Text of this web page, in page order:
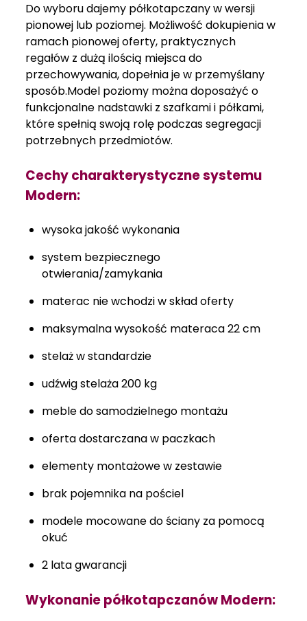
Do wyboru dajemy półkotapczany w wersji
pionowej lub poziomej. Możliwość dokupienia w
ramach pionowej oferty, praktycznych
regałów z dużą ilością miejsca do
przechowywania, dopełnia je w przemyślany
sposób.Model poziomy można doposażyć o
funkcjonalne nadstawki z szafkami i półkami,
które spełnią swoją rolę podczas segregacji
potrzebnych przedmiotów.
Cechy charakterystyczne systemu
Modern:
wysoka jakość wykonania
system bezpiecznego
otwierania/zamykania
materac nie wchodzi w skład oferty
maksymalna wysokość materaca 22 cm
stelaż w standardzie
udźwig stelaża 200 kg
meble do samodzielnego montażu
oferta dostarczana w paczkach
elementy montażowe w zestawie
brak pojemnika na pościel
modele mocowane do ściany za pomocą
okuć
2 lata gwarancji
Wykonanie półkotapczanów Modern: